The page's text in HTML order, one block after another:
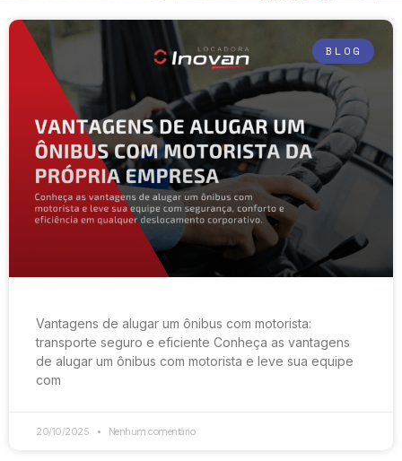
BLOG
Vantagens de alugar um ônibus com motorista:
transporte seguro e eficiente Conheça as vantagens
de alugar um ônibus com motorista e leve sua equipe
com
20/10/2025 Nenhum comentário